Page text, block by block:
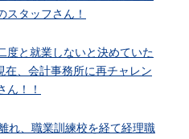
スタッフさん！
度と就業しないと決めていた
在、会計事務所に再チャレン
ん！！
れ、職業訓練校を経て経理職